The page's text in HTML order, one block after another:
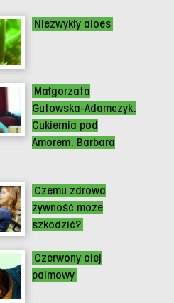
Niezwykły aloes
Małgorzata
Gutowska-Adamczyk.
Cukiernia pod
Amorem. Barbara
Czemu zdrowa
żywność może
szkodzić?
Czerwony olej
palmowy